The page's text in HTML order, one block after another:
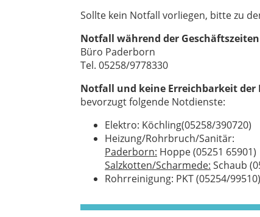
Sollte kein Notfall vorliegen, bitte zu
Notfall während der Geschäftszeiten
Büro Paderborn
Tel. 05258/9778330
Notfall und keine Erreichbarkeit der
bevorzugt folgende Notdienste:
Elektro: Köchling(05258/390720)
Heizung/Rohrbruch/Sanitär:
Paderborn: Hoppe (05251 65901)
Salzkotten/Scharmede: Schaub
Rohrreinigung: PKT (05254/99510)